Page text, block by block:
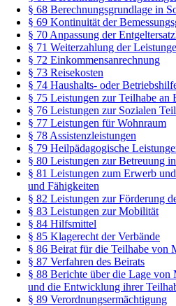
§ 68 Berechnungsgrundlage in
§ 69 Kontinuität der
§ 70 Anpassung der
§ 71 Weiterzahlung der
§ 72 Einkommensanrechnung
§ 73 Reisekosten
§ 74 Haushalts- oder
§ 75 Leistungen zur Teilhabe an
§ 76 Leistungen zur Sozialen
§ 77 Leistungen für Wohnraum
§ 78 Assistenzleistungen
§ 79 Heilpädagogische
§ 80 Leistungen zur Betreuung
§ 81 Leistungen zum Erwerb
und Fähigkeiten
§ 82 Leistungen zur Förderung
§ 83 Leistungen zur Mobilität
§ 84 Hilfsmittel
§ 85 Klagerecht der Verbände
§ 86 Beirat für die Teilhabe von
§ 87 Verfahren des Beirats
§ 88 Berichte über die Lage von
und die Entwicklung ihrer
§ 89 Verordnungsermächtigung